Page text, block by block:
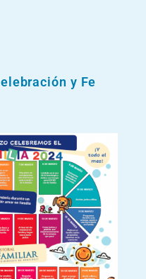
y Fe